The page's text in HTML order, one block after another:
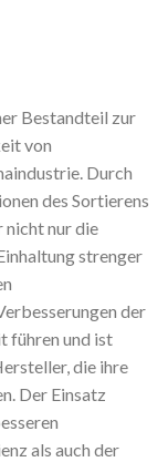
Bestandteil zur
von
Durch
des Sortierens
nicht nur die
strenger
der
führen und ist
die ihre
Der Einsatz
als auch der